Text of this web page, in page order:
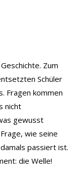
Zum
Schüler
Fragen kommen
nicht
gewusst
wie seine
passiert ist.
die Welle!